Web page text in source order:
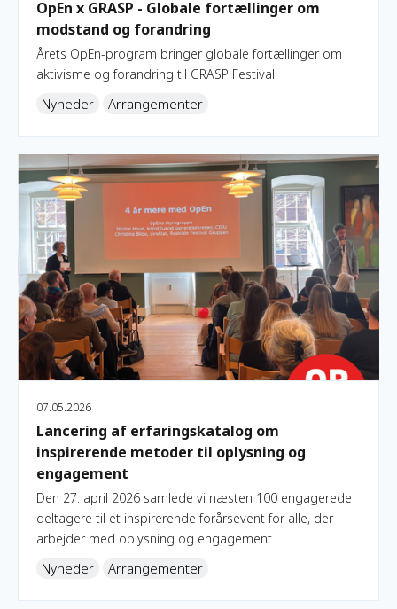
OpEn x GRASP - Globale fortællinger om
modstand og forandring
Årets OpEn-program bringer globale fortællinger om
aktivisme og forandring til GRASP Festival
Nyheder Arrangementer
07.05.2026
Lancering af erfaringskatalog om
inspirerende metoder til oplysning og
engagement
Den 27. april 2026 samlede vi næsten 100 engagerede
deltagere til et inspirerende forårsevent for alle, der
arbejder med oplysning og engagement.
Nyheder Arrangementer
Lancering af erfaringskatalog om inspirerende metoder til